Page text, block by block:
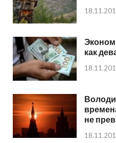
как
не